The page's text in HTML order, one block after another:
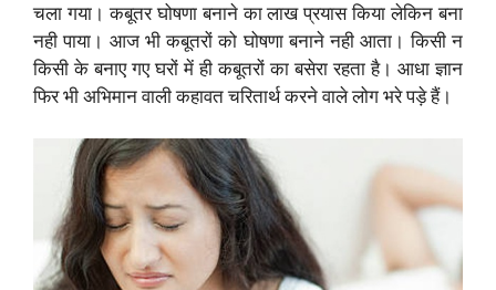
चला गया। कबूतर घोषणा बनाने का लाख प्रयास किया लेकिन बना
नही पाया। आज भी कबूतरों को घोषणा बनाने नही आता। किसी न
किसी के बनाए गए घरों में ही कबूतरों का बसेरा रहता है। आधा ज्ञान
फिर भी अभिमान वाली कहावत चरितार्थ करने वाले लोग भरे पड़े हैं।